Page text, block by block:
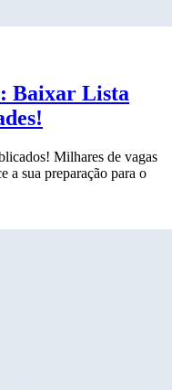
Baixar Lista
Milhares de vagas
a sua preparação para o